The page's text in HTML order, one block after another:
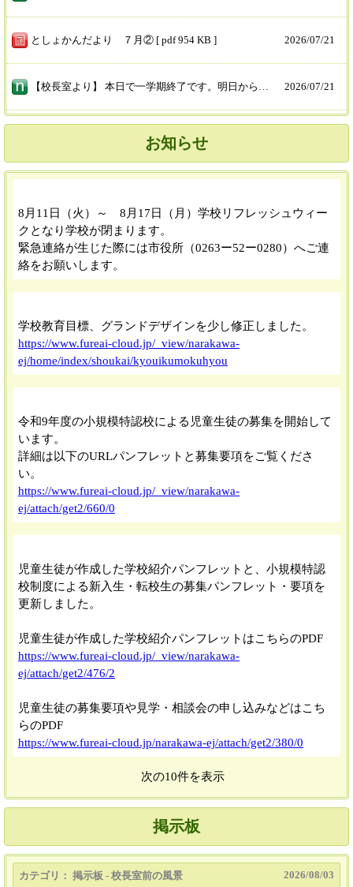
としょかんだより ７月② [ pdf 954 KB ] 2026/07/21
【校長室より】 本日で一学期終了です。明日から夏休みですが、前期課程はプール開放日があったり後期課程は職場体験学習を行う学年もあったりとまだまだ、活動は続いていきます。校舎内を歩いていると、「生活科」の授業で育てた野菜を使い調理した１年生が楽しく笑顔で食べたり話したりしていました。１年生も少しは学校に慣れたでしょうかね。 2026/07/21
お知らせ
8月11日（火）～ 8月17日（月）学校リフレッシュウィー
クとなり学校が閉まります。
緊急連絡が生じた際には市役所（0263ー52ー0280）へご連
絡をお願いします。
学校教育目標、グランドデザインを少し修正しました。
https://www.fureai-cloud.jp/_view/narakawa-
ej/home/index/shoukai/kyouikumokuhyou
令和9年度の小規模特認校による児童生徒の募集を開始して
います。
詳細は以下のURLパンフレットと募集要項をご覧くださ
い。
https://www.fureai-cloud.jp/_view/narakawa-
ej/attach/get2/660/0
児童生徒が作成した学校紹介パンフレットと、小規模特認
校制度による新入生・転校生の募集パンフレット・要項を
更新しました。
児童生徒が作成した学校紹介パンフレットはこちらのPDF
https://www.fureai-cloud.jp/_view/narakawa-
ej/attach/get2/476/2
児童生徒の募集要項や見学・相談会の申し込みなどはこち
らのPDF
https://www.fureai-cloud.jp/narakawa-ej/attach/get2/380/0
次の10件を表示
掲示板
カテゴリ： 掲示板 - 校長室前の風景 2026/08/03